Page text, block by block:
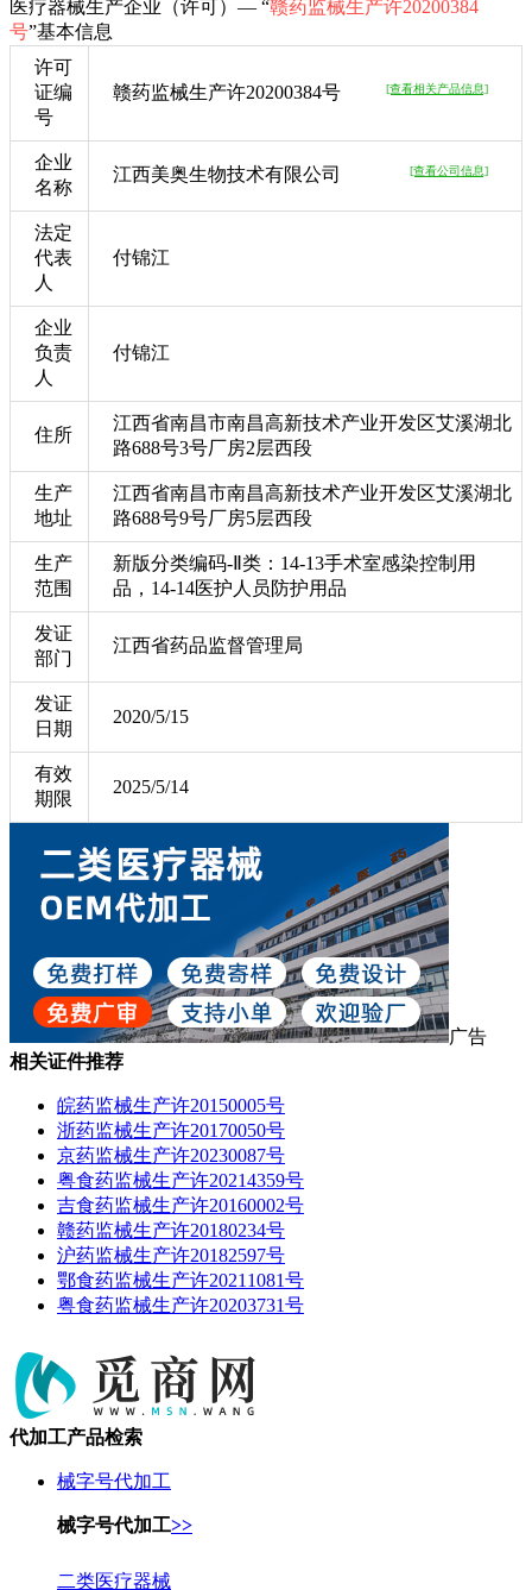
医疗器械生产企业（许可）— “赣药监械生产许20200384
号”基本信息
许可
证编
号
赣药监械生产许20200384号 [查看相关产品信息]
企业
名称
江西美奥生物技术有限公司 [查看公司信息]
法定
代表
人
付锦江
企业
负责
人
付锦江
住所
江西省南昌市南昌高新技术产业开发区艾溪湖北
路688号3号厂房2层西段
生产
地址
江西省南昌市南昌高新技术产业开发区艾溪湖北
路688号9号厂房5层西段
生产
范围
新版分类编码-Ⅱ类：14-13手术室感染控制用
品，14-14医护人员防护用品
发证
部门
江西省药品监督管理局
发证
日期
2020/5/15
有效
期限
2025/5/14
广告
相关证件推荐
皖药监械生产许20150005号
浙药监械生产许20170050号
京药监械生产许20230087号
粤食药监械生产许20214359号
吉食药监械生产许20160002号
赣药监械生产许20180234号
沪药监械生产许20182597号
鄂食药监械生产许20211081号
粤食药监械生产许20203731号
代加工产品检索
械字号代加工
械字号代加工>>
二类医疗器械